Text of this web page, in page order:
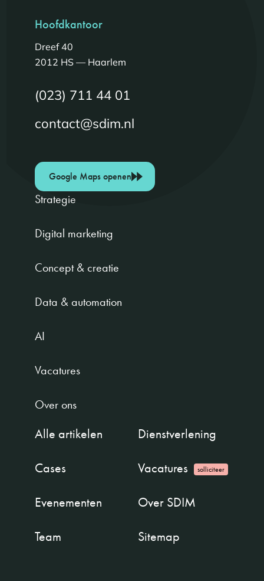
Hoofdkantoor
Dreef 40
2012 HS — Haarlem
(023) 711 44 01
contact@sdim.nl
Google Maps openen
Strategie
Digital marketing
Concept & creatie
Data & automation
AI
Vacatures
Over ons
Alle artikelen
Dienstverlening
Cases
Vacatures solliciteer
Evenementen
Over SDIM
Team
Sitemap